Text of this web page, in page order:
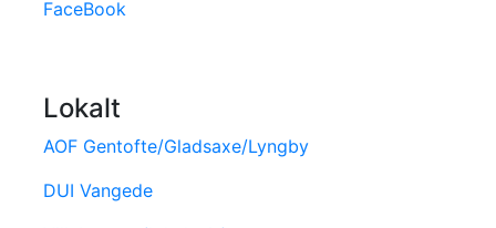
FaceBook
Lokalt
AOF Gentofte/Gladsaxe/Lyngby
DUI Vangede